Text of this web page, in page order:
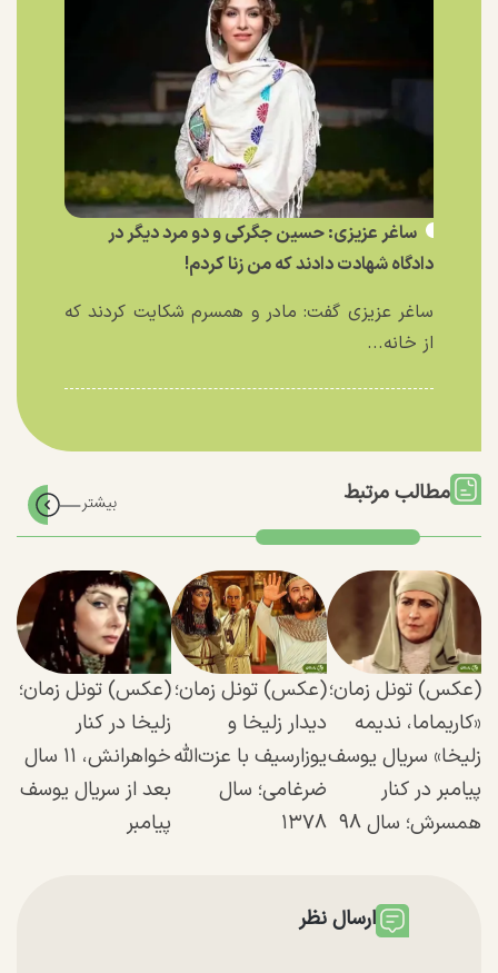
ساغر عزیزی: حسین جگرکی و دو مرد دیگر در
دادگاه شهادت دادند که من زنا کردم!
ساغر عزیزی گفت: مادر و همسرم شکایت کردند که
از خانه...
مطالب مرتبط
(عکس) تونل زمان؛
«کاریماما، ندیمه
زلیخا» سریال یوسف
پیامبر در کنار
همسرش؛ سال ۹۸
(عکس) تونل زمان؛
دیدار زلیخا و
یوزارسیف با عزت‌الله
ضرغامی؛ سال
۱۳۷۸
(عکس) تونل زمان؛
زلیخا در کنار
خواهرانش، ۱۱ سال
بعد از سریال یوسف
پیامبر
ارسال نظر